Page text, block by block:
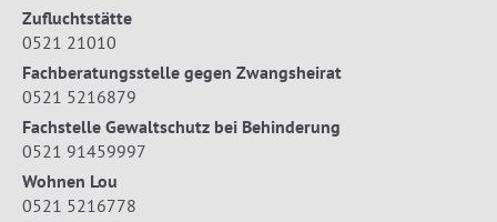
Zufluchtstätte
0521 21010
Fachberatungsstelle gegen Zwangsheirat
0521 5216879
Fachstelle Gewaltschutz bei Behinderung
0521 91459997
Wohnen Lou
0521 5216778